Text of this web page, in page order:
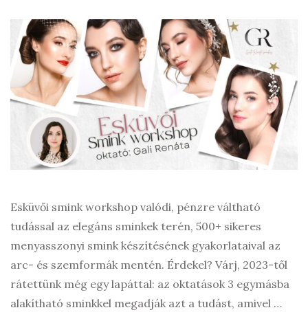
Esküvői smink workshop valódi, pénzre váltható
tudással az elegáns sminkek terén, 500+ sikeres
menyasszonyi smink készítésének gyakorlataival az
arc- és szemformák mentén. Érdekel? Várj, 2023-től
rátettünk még egy lapáttal: az oktatások 3 egymásba
alakítható sminkkel megadják azt a tudást, amivel …